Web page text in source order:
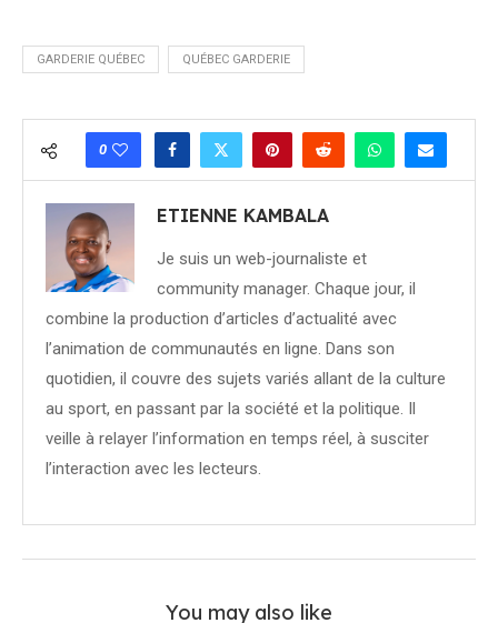
GARDERIE QUÉBEC QUÉBEC GARDERIE
0
ETIENNE KAMBALA
Je suis un web-journaliste et
community manager. Chaque jour, il
combine la production d’articles d’actualité avec
l’animation de communautés en ligne. Dans son
quotidien, il couvre des sujets variés allant de la culture
au sport, en passant par la société et la politique. Il
veille à relayer l’information en temps réel, à susciter
l’interaction avec les lecteurs.
You may also like